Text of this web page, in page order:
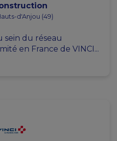
d'Anjou (49)
sein du réseau
en France de VINCI...